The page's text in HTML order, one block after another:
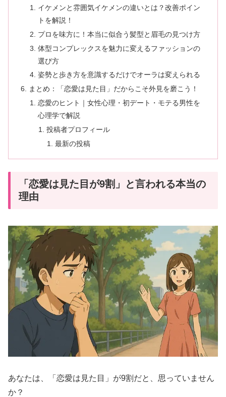
イケメンと雰囲気イケメンの違いとは？改善ポイン
トを解説！
プロを味方に！本当に似合う髪型と眉毛の見つけ方
体型コンプレックスを魅力に変えるファッションの
選び方
姿勢と歩き方を意識するだけでオーラは変えられる
まとめ：「恋愛は見た目」だからこそ外見を磨こう！
恋愛のヒント｜女性心理・初デート・モテる男性を
心理学で解説
投稿者プロフィール
最新の投稿
「恋愛は見た目が9割」と言われる本当の
理由
あなたは、「恋愛は見た目」が9割だと、思っていません
か？